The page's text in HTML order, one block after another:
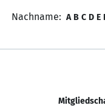
Nachname: A B C D E